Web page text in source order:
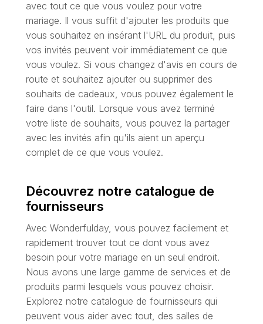
avec tout ce que vous voulez pour votre
mariage. Il vous suffit d'ajouter les produits que
vous souhaitez en insérant l'URL du produit, puis
vos invités peuvent voir immédiatement ce que
vous voulez. Si vous changez d'avis en cours de
route et souhaitez ajouter ou supprimer des
souhaits de cadeaux, vous pouvez également le
faire dans l'outil. Lorsque vous avez terminé
votre liste de souhaits, vous pouvez la partager
avec les invités afin qu'ils aient un aperçu
complet de ce que vous voulez.
Découvrez notre catalogue de
fournisseurs
Avec Wonderfulday, vous pouvez facilement et
rapidement trouver tout ce dont vous avez
besoin pour votre mariage en un seul endroit.
Nous avons une large gamme de services et de
produits parmi lesquels vous pouvez choisir.
Explorez notre catalogue de fournisseurs qui
peuvent vous aider avec tout, des salles de